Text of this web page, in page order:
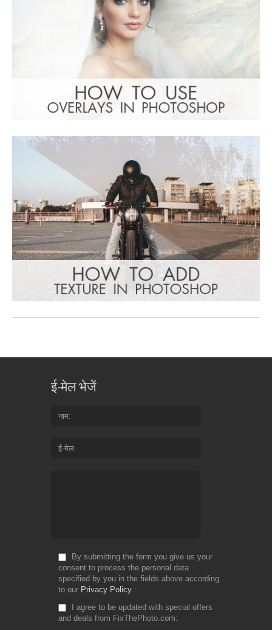
ई-मेल भेजें
नाम
ई-मेल
By submitting the form you give us your
consent to process the personal data
specified by you in the fields above according
to our Privacy Policy
I agree to be updated with special offers
and deals from FixThePhoto.com